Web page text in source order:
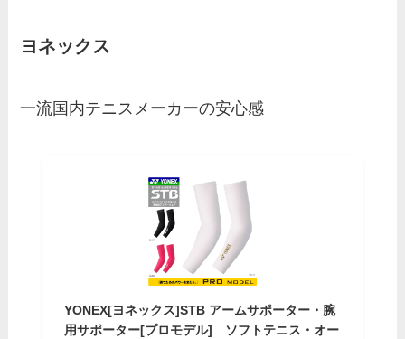
ヨネックス
一流国内テニスメーカーの安心感
YONEX[ヨネックス]STB アームサポーター・腕
用サポーター[プロモデル] ソフトテニス・オー